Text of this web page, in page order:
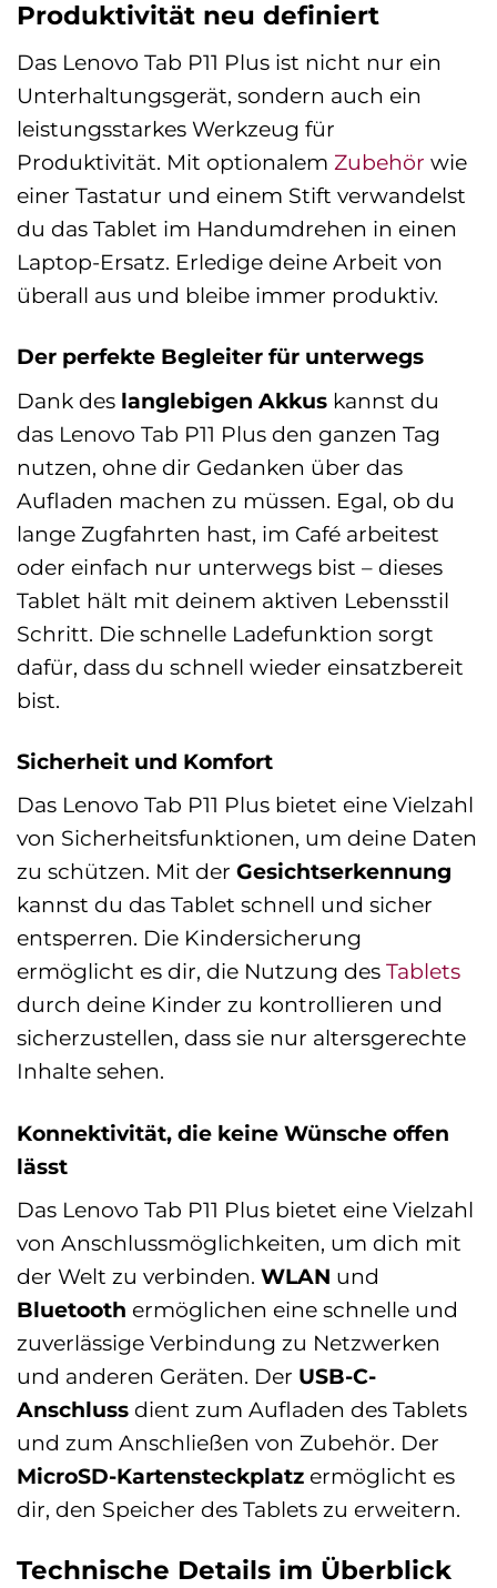
Produktivität neu definiert
Das Lenovo Tab P11 Plus ist nicht nur ein
Unterhaltungsgerät, sondern auch ein
leistungsstarkes Werkzeug für
Produktivität. Mit optionalem Zubehör wie
einer Tastatur und einem Stift verwandelst
du das Tablet im Handumdrehen in einen
Laptop-Ersatz. Erledige deine Arbeit von
überall aus und bleibe immer produktiv.
Der perfekte Begleiter für unterwegs
Dank des langlebigen Akkus kannst du
das Lenovo Tab P11 Plus den ganzen Tag
nutzen, ohne dir Gedanken über das
Aufladen machen zu müssen. Egal, ob du
lange Zugfahrten hast, im Café arbeitest
oder einfach nur unterwegs bist – dieses
Tablet hält mit deinem aktiven Lebensstil
Schritt. Die schnelle Ladefunktion sorgt
dafür, dass du schnell wieder einsatzbereit
bist.
Sicherheit und Komfort
Das Lenovo Tab P11 Plus bietet eine Vielzahl
von Sicherheitsfunktionen, um deine Daten
zu schützen. Mit der Gesichtserkennung
kannst du das Tablet schnell und sicher
entsperren. Die Kindersicherung
ermöglicht es dir, die Nutzung des Tablets
durch deine Kinder zu kontrollieren und
sicherzustellen, dass sie nur altersgerechte
Inhalte sehen.
Konnektivität, die keine Wünsche offen
lässt
Das Lenovo Tab P11 Plus bietet eine Vielzahl
von Anschlussmöglichkeiten, um dich mit
der Welt zu verbinden. WLAN und
Bluetooth ermöglichen eine schnelle und
zuverlässige Verbindung zu Netzwerken
und anderen Geräten. Der USB-C-
Anschluss dient zum Aufladen des Tablets
und zum Anschließen von Zubehör. Der
MicroSD-Kartensteckplatz ermöglicht es
dir, den Speicher des Tablets zu erweitern.
Technische Details im Überblick